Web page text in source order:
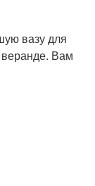
вазу для
Вам